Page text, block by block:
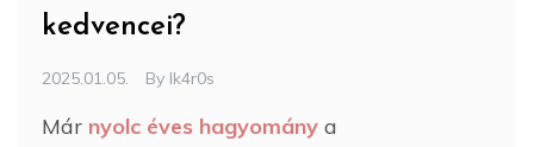
kedvencei?
2025.01.05. By Ik4r0s
Már nyolc éves hagyomány a